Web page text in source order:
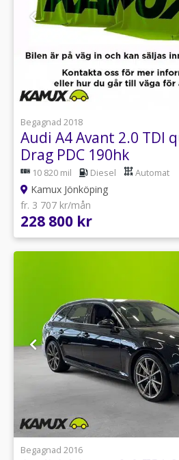
Begagnad 2018
Audi A4 Avant 2.0 TDI
Drag PDC 190hk
10 820 mil Diesel Automat
Kamux Jönköping
fr. 3 707 kr/mån
228 800 kr
Begagnad 2016